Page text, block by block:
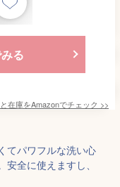
る
在庫をAmazonでチェック >>
てパワフルな洗い心
全に使えますし、